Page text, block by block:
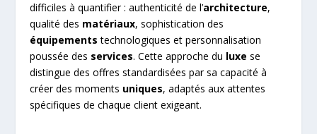
difficiles à quantifier : authenticité de l’architecture,
qualité des matériaux, sophistication des
équipements technologiques et personnalisation
poussée des services. Cette approche du luxe se
distingue des offres standardisées par sa capacité à
créer des moments uniques, adaptés aux attentes
spécifiques de chaque client exigeant.